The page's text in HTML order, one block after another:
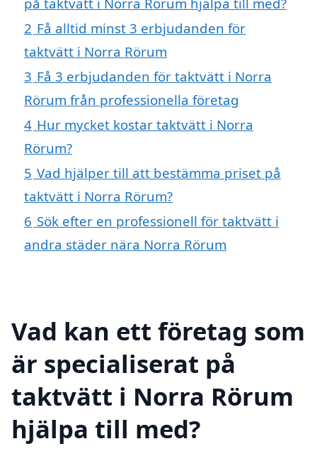
2 Få alltid minst 3 erbjudanden för
taktvätt i Norra Rörum
3 Få 3 erbjudanden för taktvätt i Norra
Rörum från professionella företag
4 Hur mycket kostar taktvätt i Norra
Rörum?
5 Vad hjälper till att bestämma priset på
taktvätt i Norra Rörum?
6 Sök efter en professionell för taktvätt i
andra städer nära Norra Rörum
Vad kan ett företag som
är specialiserat på
taktvätt i Norra Rörum
hjälpa till med?